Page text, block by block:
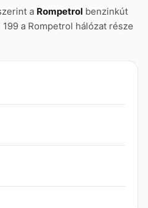
a Rompetrol benzinkút
a Rompetrol hálózat része